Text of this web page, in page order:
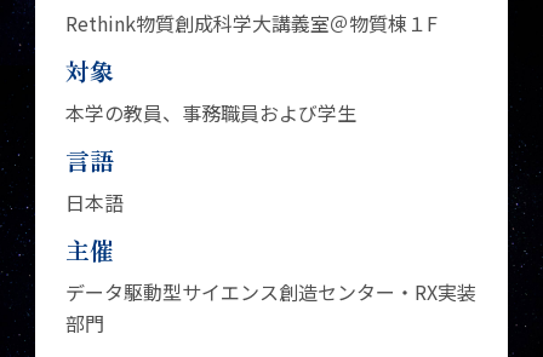
Rethink物質創成科学大講義室＠物質棟１F
対象
本学の教員、事務職員および学生
言語
日本語
主催
データ駆動型サイエンス創造センター・RX実装
部門